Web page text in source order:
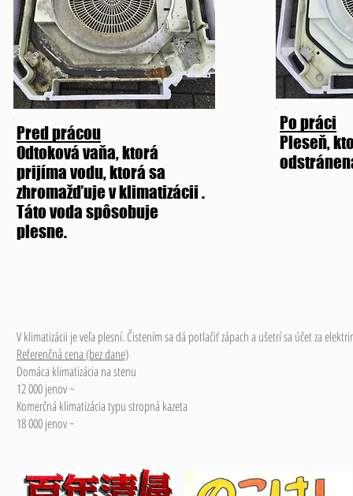
Pred prácou
Odtoková vaňa,ktorá
prijíma vodu, ktorá sa
zhromažďujev klimatizácii .
Táto voda spôsobuje
plesne.
Po práci
Pleseň,
V klimatizácii je veľa plesní. Čistením sa dá potlačiť zápach a ušetrí sa účet za
Referenčná cena (bez dane)
Domáca klimatizácia na stenu
12 000 jenov ~
Komerčná klimatizácia typu stropná kazeta
18 000 jenov ~